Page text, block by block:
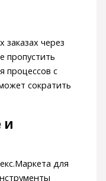
через
пропустить
процессов с
сократить
и
для